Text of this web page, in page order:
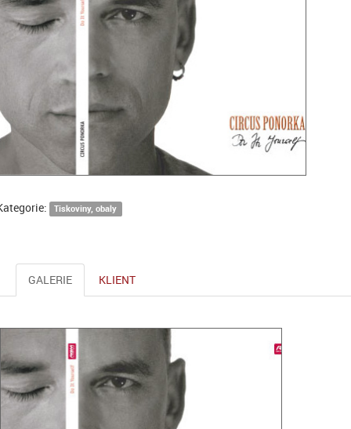
Tiskoviny, obaly
GALERIE KLIENT